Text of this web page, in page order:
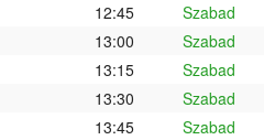
12:45
Szabad
13:00
Szabad
13:15
Szabad
13:30
Szabad
13:45
Szabad